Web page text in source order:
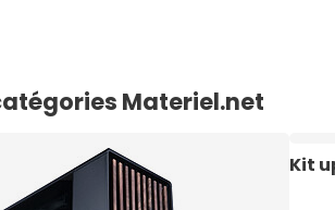
Materiel.net
Kit